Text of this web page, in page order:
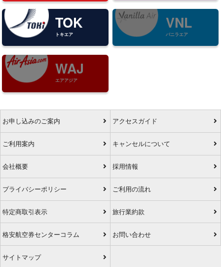
TOK
トキエア
VNL
バニラエア
WAJ
エアアジア
お申し込みのご案内 アクセスガイド
ご利用案内 キャンセルについて
会社概要 採用情報
プライバシーポリシー ご利用の流れ
特定商取引表示 旅行業約款
格安航空券センターコラム お問い合わせ
サイトマップ